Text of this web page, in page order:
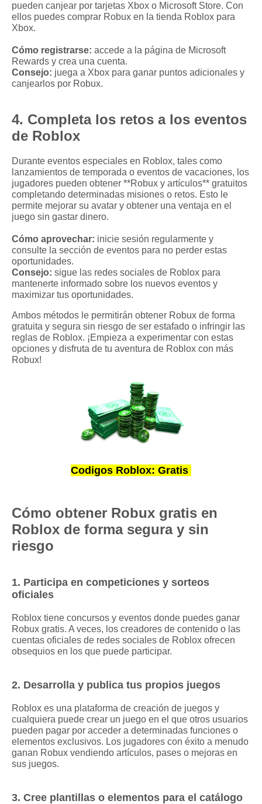
pueden canjear por tarjetas Xbox o Microsoft Store. Con
ellos puedes comprar Robux en la tienda Roblox para
Xbox.
Cómo registrarse: accede a la página de Microsoft
Rewards y crea una cuenta.
Consejo: juega a Xbox para ganar puntos adicionales y
canjearlos por Robux.
4. Completa los retos a los eventos
de Roblox
Durante eventos especiales en Roblox, tales como
lanzamientos de temporada o eventos de vacaciones, los
jugadores pueden obtener **Robux y artículos** gratuitos
completando determinadas misiones o retos. Esto le
permite mejorar su avatar y obtener una ventaja en el
juego sin gastar dinero.
Cómo aprovechar: inicie sesión regularmente y
consulte la sección de eventos para no perder estas
oportunidades.
Consejo: sigue las redes sociales de Roblox para
mantenerte informado sobre los nuevos eventos y
maximizar tus oportunidades.
Ambos métodos le permitirán obtener Robux de forma
gratuita y segura sin riesgo de ser estafado o infringir las
reglas de Roblox. ¡Empieza a experimentar con estas
opciones y disfruta de tu aventura de Roblox con más
Robux!
Codigos Roblox: Gratis
Cómo obtener Robux gratis en
Roblox de forma segura y sin
riesgo
1. Participa en competiciones y sorteos
oficiales
Roblox tiene concursos y eventos donde puedes ganar
Robux gratis. A veces, los creadores de contenido o las
cuentas oficiales de redes sociales de Roblox ofrecen
obsequios en los que puede participar.
2. Desarrolla y publica tus propios juegos
Roblox es una plataforma de creación de juegos y
cualquiera puede crear un juego en el que otros usuarios
pueden pagar por acceder a determinadas funciones o
elementos exclusivos. Los jugadores con éxito a menudo
ganan Robux vendiendo artículos, pases o mejoras en
sus juegos.
3. Cree plantillas o elementos para el catálogo